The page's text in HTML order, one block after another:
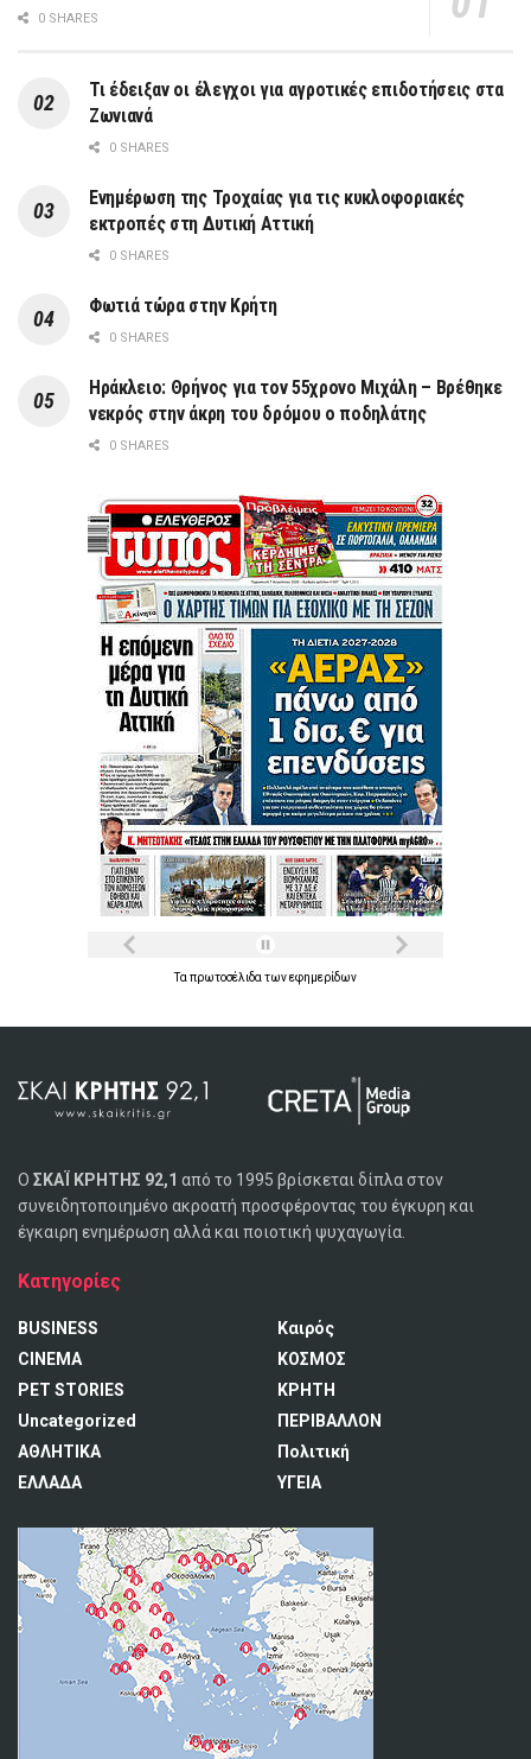
0 SHARES
Τι έδειξαν οι έλεγχοι για αγροτικές επιδοτήσεις στα
Ζωνιανά
0 SHARES
Ενημέρωση της Τροχαίας για τις κυκλοφοριακές
εκτροπές στη Δυτική Αττική
0 SHARES
Φωτιά τώρα στην Κρήτη
0 SHARES
Ηράκλειο: Θρήνος για τον 55χρονο Μιχάλη – Βρέθηκε
νεκρός στην άκρη του δρόμου ο ποδηλάτης
0 SHARES
Τα πρωτοσέλιδα τωνεφημερίδων
Ο ΣΚΑΪ ΚΡΗΤΗΣ 92,1 από το 1995 βρίσκεται δίπλα στον
συνειδητοποιημένο ακροατή προσφέροντας του έγκυρη και
έγκαιρη ενημέρωση αλλά και ποιοτική ψυχαγωγία.
Κατηγορίες
BUSINESS
CINEMA
PET STORIES
Uncategorized
ΑΘΛΗΤΙΚΑ
ΕΛΛΑΔΑ
Καιρός
ΚΟΣΜΟΣ
ΚΡΗΤΗ
ΠΕΡΙΒΑΛΛΟΝ
Πολιτική
ΥΓΕΙΑ